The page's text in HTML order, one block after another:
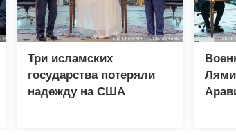
Три исламских
государства потеряли
надежду на США